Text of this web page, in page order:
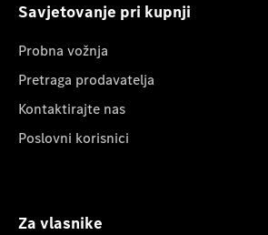
Savjetovanje pri kupnji
Probna vožnja
Pretraga prodavatelja
Kontaktirajte nas
Poslovni korisnici
Za vlasnike